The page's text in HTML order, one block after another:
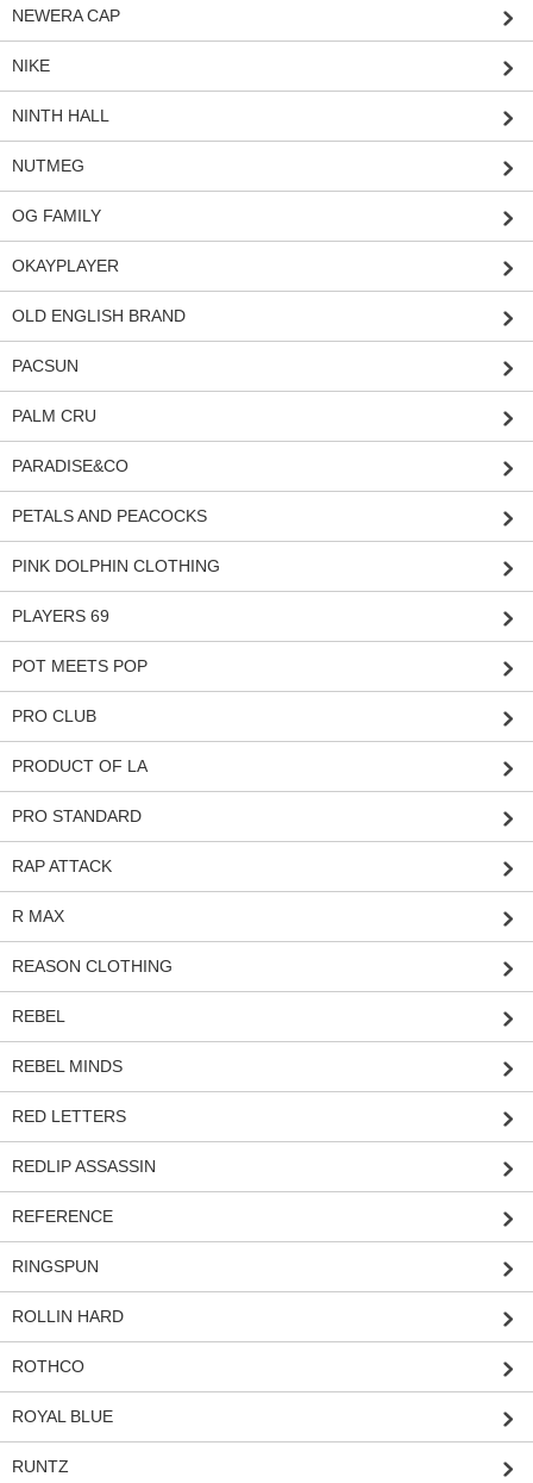
NEWERA CAP
NIKE
NINTH HALL
NUTMEG
OG FAMILY
OKAYPLAYER
OLD ENGLISH BRAND
PACSUN
PALM CRU
PARADISE&CO
PETALS AND PEACOCKS
PINK DOLPHIN CLOTHING
PLAYERS 69
POT MEETS POP
PRO CLUB
PRODUCT OF LA
PRO STANDARD
RAP ATTACK
R MAX
REASON CLOTHING
REBEL
REBEL MINDS
RED LETTERS
REDLIP ASSASSIN
REFERENCE
RINGSPUN
ROLLIN HARD
ROTHCO
ROYAL BLUE
RUNTZ